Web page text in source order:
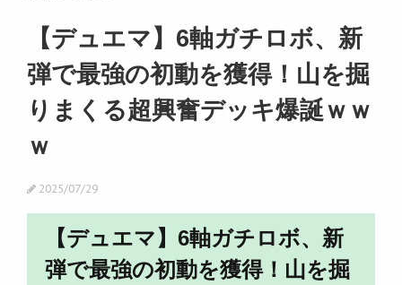
【デュエマ】6軸ガチロボ、新
弾で最強の初動を獲得！山を掘
りまくる超興奮デッキ爆誕ｗｗ
ｗ
2025/07/29
【デュエマ】6軸ガチロボ、新
弾で最強の初動を獲得！山を掘